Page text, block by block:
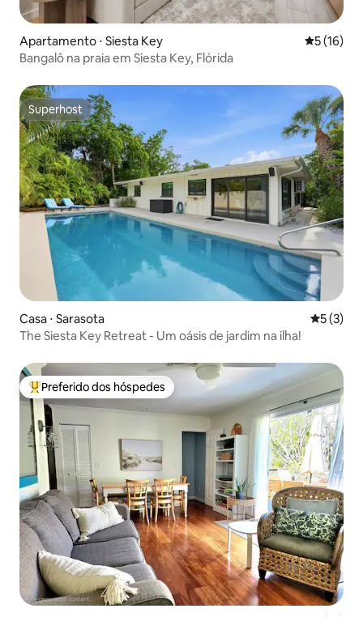
Apartamento ⋅ Siesta Key 5 de uma
5 (16)
Bangalô na praia em Siesta Key, Flórida
Superhost
Superhost
Casa ⋅ Sarasota 5 de
5 (3)
The Siesta Key Retreat - Um oásis de jardim na ilha!
Entre os melhores preferidos dos hóspedes
Preferido dos hóspedes